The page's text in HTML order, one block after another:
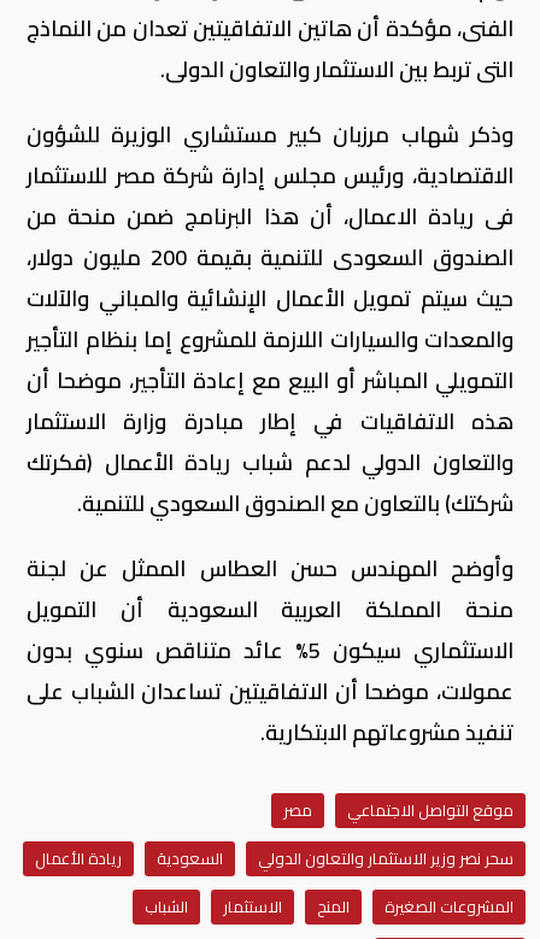
الفنى، مؤكدة أن هاتين الاتفاقيتين تعدان من النماذج
التى تربط بين الاستثمار والتعاون الدولى.
وذكر شهاب مرزبان كبير مستشاري الوزيرة للشؤون
الاقتصادية، ورئيس مجلس إدارة شركة مصر للاستثمار
فى ريادة الاعمال، أن هذا البرنامج ضمن منحة من
الصندوق السعودى للتنمية بقيمة 200 مليون دولار،
حيث سيتم تمويل الأعمال الإنشائية والمباني والآلات
والمعدات والسيارات اللازمة للمشروع إما بنظام التأجير
التمويلي المباشر أو البيع مع إعادة التأجير، موضحا أن
هذه الاتفاقيات في إطار مبادرة وزارة الاستثمار
والتعاون الدولي لدعم شباب ريادة الأعمال (فكرتك
شركتك) بالتعاون مع الصندوق السعودي للتنمية.
وأوضح المهندس حسن العطاس الممثل عن لجنة
منحة المملكة العربية السعودية أن التمويل
الاستثماري سيكون 5% عائد متناقص سنوي بدون
عمولات، موضحا أن الاتفاقيتين تساعدان الشباب على
تنفيذ مشروعاتهم الابتكارية.
موقع التواصل الاجتماعي
مصر
سحر نصر وزير الاستثمار والتعاون الدولي
السعودية
ريادة الأعمال
المشروعات الصغيرة
المنح الاستثمار
الشباب